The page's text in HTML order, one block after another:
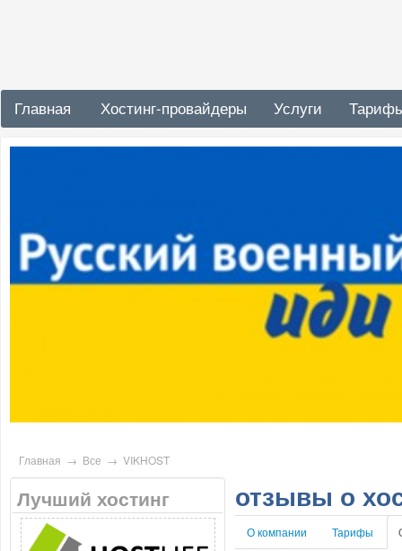
Главная Хостинг-провайдеры Услуги
Главная → Все → VIKHOST
Лучший хостинг отзывы о
О компании Тарифы